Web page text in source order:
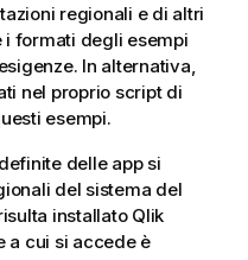
regionali e di altri
formati degli esempi
In alternativa,
nel proprio script di
esempi.
delle app si
del sistema del
installato Qlik
a cui si accede è